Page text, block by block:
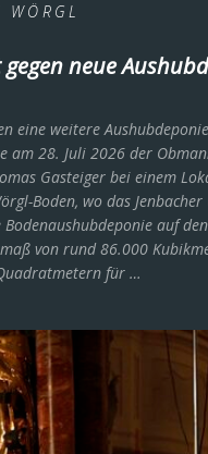
WÖRGL
neue
eine weitere
am 28. Juli 2026 der
Gasteiger bei einem
Boden, wo das
auf
von rund 86.000
für …